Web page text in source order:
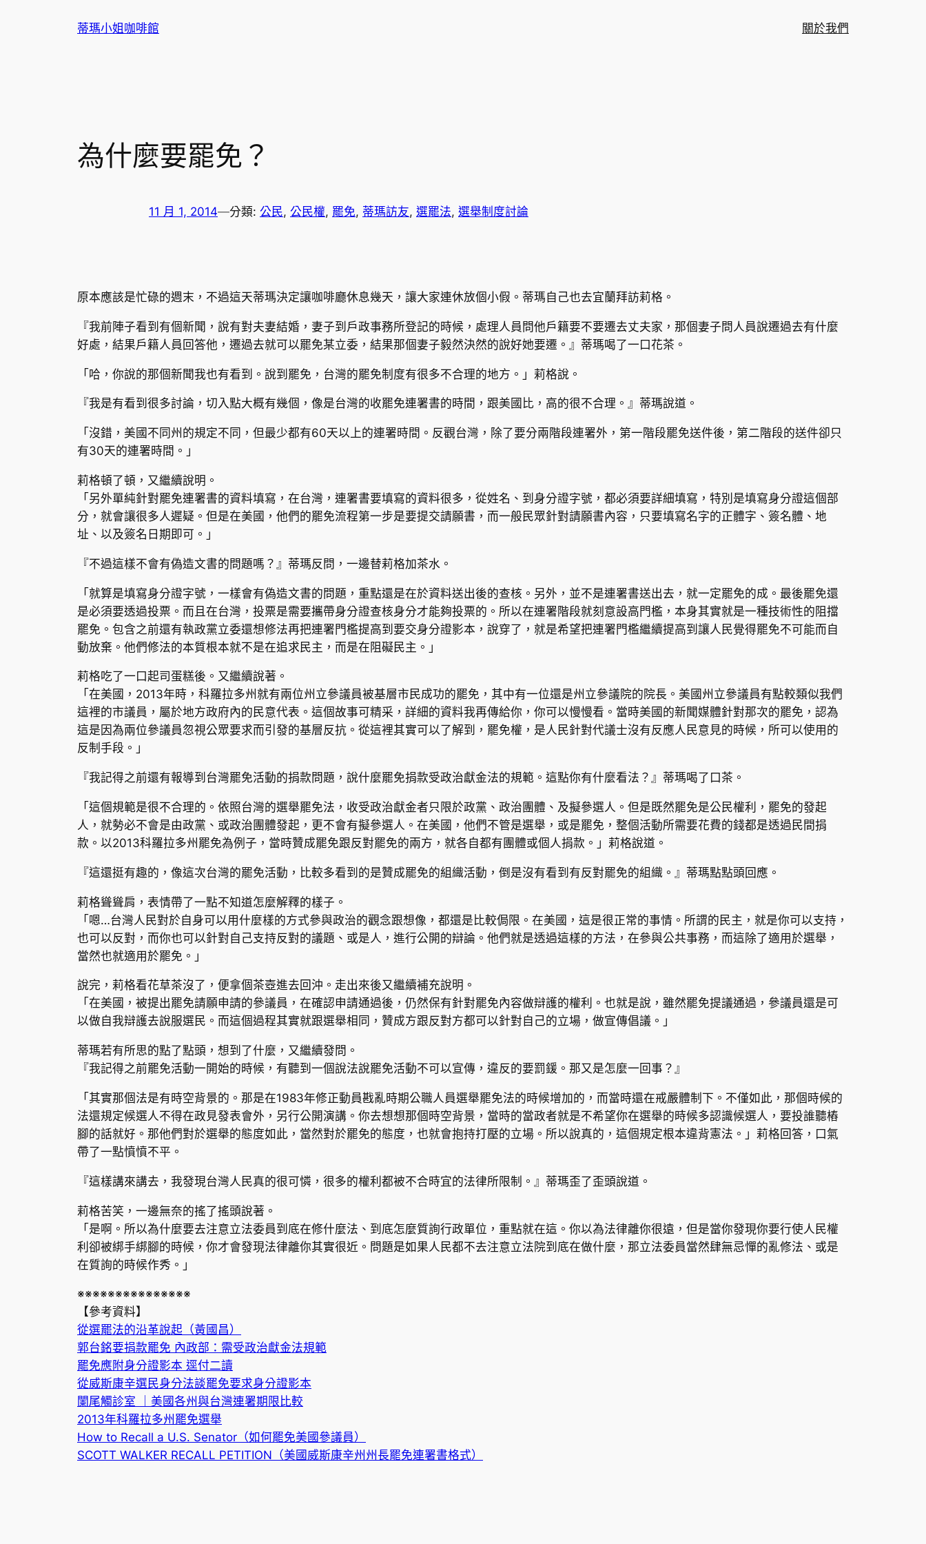
蒂瑪小姐咖啡館 關於我們
為什麼要罷免？
11 月 1, 2014—分類: 公民, 公民權, 罷免, 蒂瑪訪友, 選罷法, 選舉制度討論
原本應該是忙碌的週末，不過這天蒂瑪決定讓咖啡廳休息幾天，讓大家連休放個小假。蒂瑪自己也去宜蘭拜訪莉格。
『我前陣子看到有個新聞，說有對夫妻結婚，妻子到戶政事務所登記的時候，處理人員問他戶籍要不要遷去丈夫家，那個妻子問人員說遷過去有什麼
好處，結果戶籍人員回答他，遷過去就可以罷免某立委，結果那個妻子毅然決然的說好她要遷。』蒂瑪喝了一口花茶。
「哈，你說的那個新聞我也有看到。說到罷免，台灣的罷免制度有很多不合理的地方。」莉格說。
『我是有看到很多討論，切入點大概有幾個，像是台灣的收罷免連署書的時間，跟美國比，高的很不合理。』蒂瑪說道。
「沒錯，美國不同州的規定不同，但最少都有60天以上的連署時間。反觀台灣，除了要分兩階段連署外，第一階段罷免送件後，第二階段的送件卻只
有30天的連署時間。」
莉格頓了頓，又繼續說明。
「另外單純針對罷免連署書的資料填寫，在台灣，連署書要填寫的資料很多，從姓名、到身分證字號，都必須要詳細填寫，特別是填寫身分證這個部
分，就會讓很多人遲疑。但是在美國，他們的罷免流程第一步是要提交請願書，而一般民眾針對請願書內容，只要填寫名字的正體字、簽名體、地
址、以及簽名日期即可。」
『不過這樣不會有偽造文書的問題嗎？』蒂瑪反問，一邊替莉格加茶水。
「就算是填寫身分證字號，一樣會有偽造文書的問題，重點還是在於資料送出後的查核。另外，並不是連署書送出去，就一定罷免的成。最後罷免還
是必須要透過投票。而且在台灣，投票是需要攜帶身分證查核身分才能夠投票的。所以在連署階段就刻意設高門檻，本身其實就是一種技術性的阻擋
罷免。包含之前還有執政黨立委還想修法再把連署門檻提高到要交身分證影本，說穿了，就是希望把連署門檻繼續提高到讓人民覺得罷免不可能而自
動放棄。他們修法的本質根本就不是在追求民主，而是在阻礙民主。」
莉格吃了一口起司蛋糕後。又繼續說著。
「在美國，2013年時，科羅拉多州就有兩位州立參議員被基層市民成功的罷免，其中有一位還是州立參議院的院長。美國州立參議員有點較類似我們
這裡的市議員，屬於地方政府內的民意代表。這個故事可精采，詳細的資料我再傳給你，你可以慢慢看。當時美國的新聞媒體針對那次的罷免，認為
這是因為兩位參議員忽視公眾要求而引發的基層反抗。從這裡其實可以了解到，罷免權，是人民針對代議士沒有反應人民意見的時候，所可以使用的
反制手段。」
『我記得之前還有報導到台灣罷免活動的捐款問題，說什麼罷免捐款受政治獻金法的規範。這點你有什麼看法？』蒂瑪喝了口茶。
「這個規範是很不合理的。依照台灣的選舉罷免法，收受政治獻金者只限於政黨、政治團體、及擬參選人。但是既然罷免是公民權利，罷免的發起
人，就勢必不會是由政黨、或政治團體發起，更不會有擬參選人。在美國，他們不管是選舉，或是罷免，整個活動所需要花費的錢都是透過民間捐
款。以2013科羅拉多州罷免為例子，當時贊成罷免跟反對罷免的兩方，就各自都有團體或個人捐款。」莉格說道。
『這還挺有趣的，像這次台灣的罷免活動，比較多看到的是贊成罷免的組織活動，倒是沒有看到有反對罷免的組織。』蒂瑪點點頭回應。
莉格聳聳肩，表情帶了一點不知道怎麼解釋的樣子。
「嗯…台灣人民對於自身可以用什麼樣的方式參與政治的觀念跟想像，都還是比較侷限。在美國，這是很正常的事情。所謂的民主，就是你可以支持，
也可以反對，而你也可以針對自己支持反對的議題、或是人，進行公開的辯論。他們就是透過這樣的方法，在參與公共事務，而這除了適用於選舉，
當然也就適用於罷免。」
說完，莉格看花草茶沒了，便拿個茶壺進去回沖。走出來後又繼續補充說明。
「在美國，被提出罷免請願申請的參議員，在確認申請通過後，仍然保有針對罷免內容做辯護的權利。也就是說，雖然罷免提議通過，參議員還是可
以做自我辯護去說服選民。而這個過程其實就跟選舉相同，贊成方跟反對方都可以針對自己的立場，做宣傳倡議。」
蒂瑪若有所思的點了點頭，想到了什麼，又繼續發問。
『我記得之前罷免活動一開始的時候，有聽到一個說法說罷免活動不可以宣傳，違反的要罰鍰。那又是怎麼一回事？』
「其實那個法是有時空背景的。那是在1983年修正動員戡亂時期公職人員選舉罷免法的時候增加的，而當時還在戒嚴體制下。不僅如此，那個時候的
法還規定候選人不得在政見發表會外，另行公開演講。你去想想那個時空背景，當時的當政者就是不希望你在選舉的時候多認識候選人，要投誰聽樁
腳的話就好。那他們對於選舉的態度如此，當然對於罷免的態度，也就會抱持打壓的立場。所以說真的，這個規定根本違背憲法。」莉格回答，口氣
帶了一點憤憤不平。
『這樣講來講去，我發現台灣人民真的很可憐，很多的權利都被不合時宜的法律所限制。』蒂瑪歪了歪頭說道。
莉格苦笑，一邊無奈的搖了搖頭說著。
「是啊。所以為什麼要去注意立法委員到底在修什麼法、到底怎麼質詢行政單位，重點就在這。你以為法律離你很遠，但是當你發現你要行使人民權
利卻被綁手綁腳的時候，你才會發現法律離你其實很近。問題是如果人民都不去注意立法院到底在做什麼，那立法委員當然肆無忌憚的亂修法、或是
在質詢的時候作秀。」
※※※※※※※※※※※※※※※
【參考資料】
從選罷法的沿革說起（黃國昌）
郭台銘要捐款罷免 內政部：需受政治獻金法規範
罷免應附身分證影本 逕付二讀
從威斯康辛選民身分法談罷免要求身分證影本
闌尾觸診室 ｜美國各州與台灣連署期限比較
2013年科羅拉多州罷免選舉
How to Recall a U.S. Senator（如何罷免美國參議員）
SCOTT WALKER RECALL PETITION（美國威斯康辛州州長罷免連署書格式）